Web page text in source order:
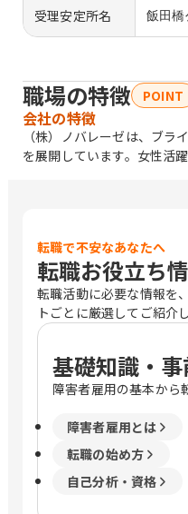
受理安定所名 飯田橋
職場の特徴 POINT
会社の特徴
（株）ノバレーゼは、ブラ
を展開しています。女性活
転職で不安なあなたへ
転職お役立ち
転職活動に必要な情報を
トごとに厳選してご紹介
基礎知識・
障害者雇用の基本から
障害者雇用とは
転職の始め方
自己分析・資格